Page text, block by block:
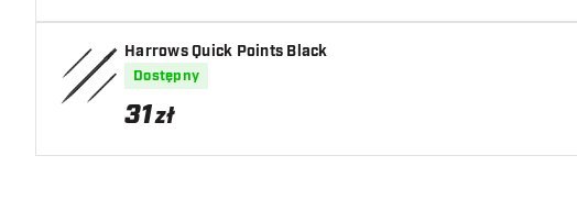
Harrows Quick Points Black
Dostępny
31zł